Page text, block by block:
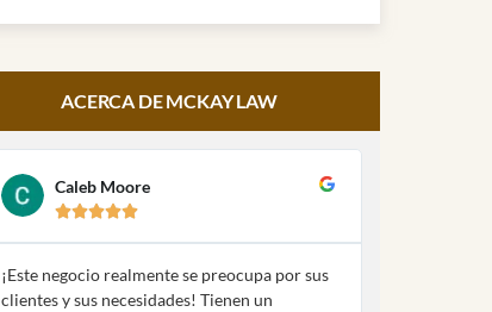
ACERCA DE MCKAY LAW
Caleb Moore

¡Este negocio realmente se preocupa por sus
clientes y sus necesidades! Tienen un